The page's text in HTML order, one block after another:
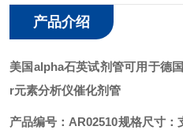
产品介绍
美国alpha石英试剂管可用于德
r元素分析仪催化剂管
产品编号：AR02510规格尺寸：